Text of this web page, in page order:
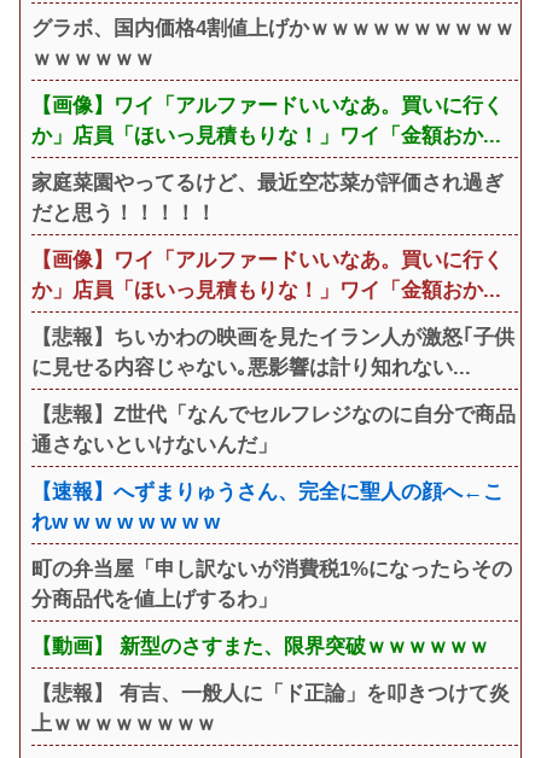
グラボ、国内価格4割値上げかｗｗｗｗｗｗｗｗｗｗ
ｗｗｗｗｗｗ
【画像】ワイ「アルファードいいなあ。買いに行く
か」店員「ほいっ見積もりな！」ワイ「金額おか...
家庭菜園やってるけど、最近空芯菜が評価され過ぎ
だと思う！！！！！
【画像】ワイ「アルファードいいなあ。買いに行く
か」店員「ほいっ見積もりな！」ワイ「金額おか...
【悲報】ちいかわの映画を見たイラン人が激怒｢子供
に見せる内容じゃない｡悪影響は計り知れない...
【悲報】Z世代「なんでセルフレジなのに自分で商品
通さないといけないんだ」
【速報】へずまりゅうさん、完全に聖人の顔へ←こ
れw w w w w w w w
町の弁当屋「申し訳ないが消費税1%になったらその
分商品代を値上げするわ」
【動画】 新型のさすまた、限界突破ｗｗｗｗｗｗ
【悲報】 有吉、一般人に「ド正論」を叩きつけて炎
上ｗｗｗｗｗｗｗｗ